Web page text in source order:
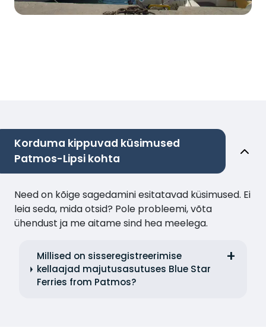
Korduma kippuvad küsimused
Patmos-Lipsi kohta
Need on kõige sagedamini esitatavad küsimused. Ei
leia seda, mida otsid? Pole probleemi, võta
ühendust ja me aitame sind hea meelega.
Millised on sisseregistreerimise
kellaajad majutusasutuses Blue Star
Ferries from Patmos?